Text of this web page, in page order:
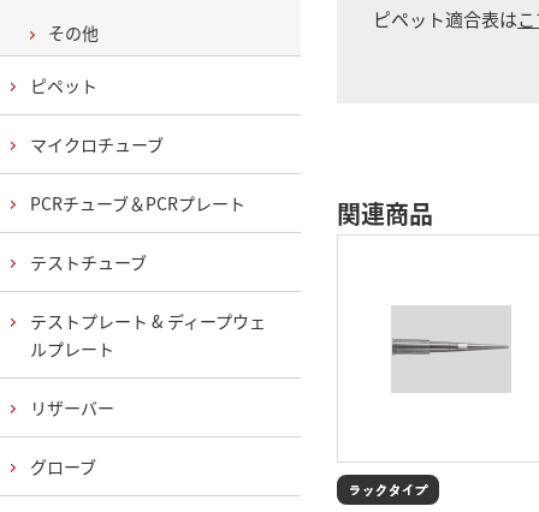
ピペット適合表は
関連商品
その他
ピペット
マイクロチューブ
PCRチューブ＆PCRプレート
テストチューブ
テストプレート & ディープウェ
ルプレート
リザーバー
グローブ